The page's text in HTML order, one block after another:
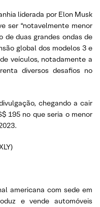
liderada por Elon Musk
ser “notavelmente menor
de duas grandes ondas de
global dos modelos 3 e
veículos, notadamente a
diversos desafios no
chegando a cair
195 no que seria o menor
americana com sede em
e vende automóveis